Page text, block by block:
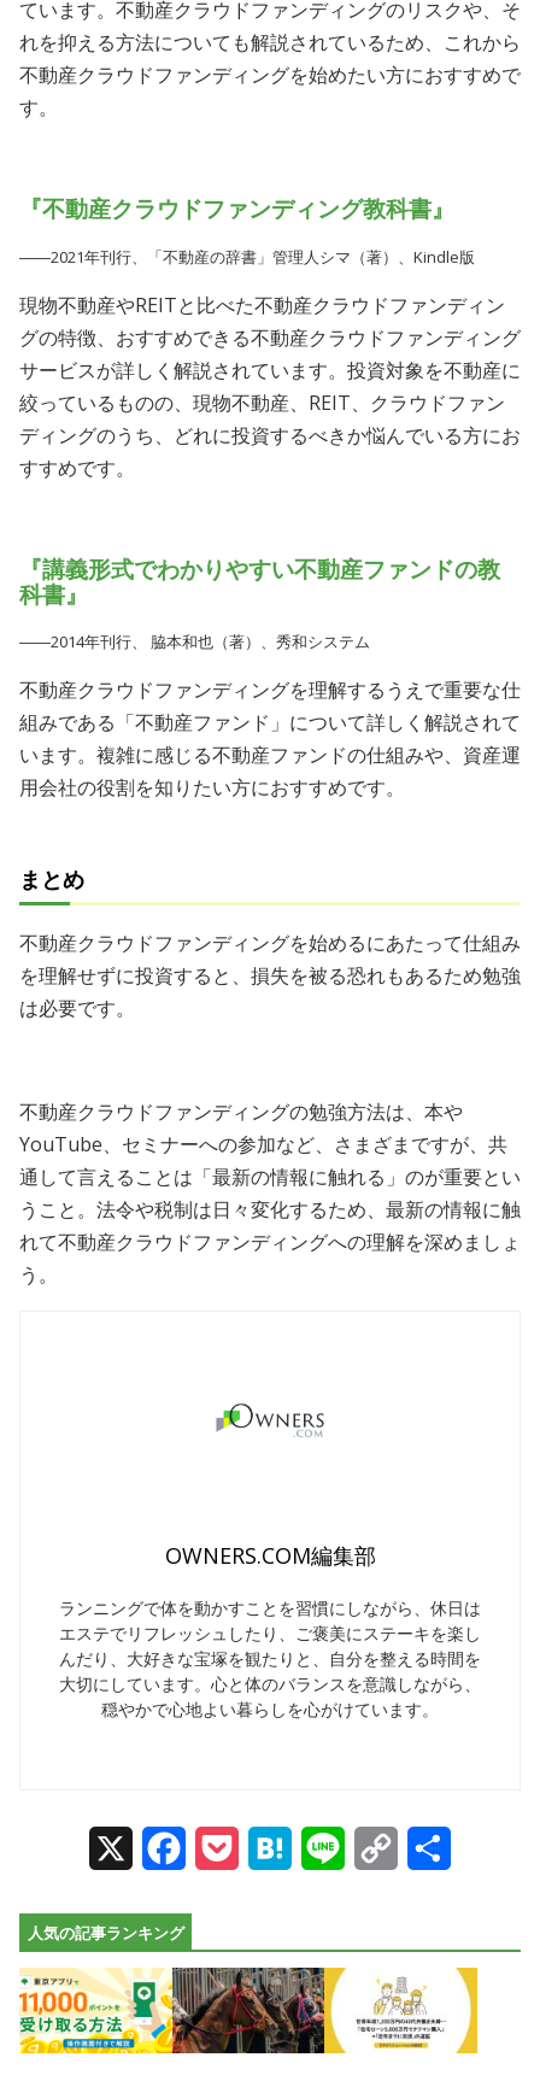
ています。不動産クラウドファンディングのリスクや、そ
れを抑える方法についても解説されているため、これから
不動産クラウドファンディングを始めたい方におすすめで
す。
『不動産クラウドファンディング教科書』
――2021年刊行、「不動産の辞書」管理人シマ（著）、Kindle版
現物不動産やREITと比べた不動産クラウドファンディン
グの特徴、おすすめできる不動産クラウドファンディング
サービスが詳しく解説されています。投資対象を不動産に
絞っているものの、現物不動産、REIT、クラウドファン
ディングのうち、どれに投資するべきか悩んでいる方にお
すすめです。
『講義形式でわかりやすい不動産ファンドの教
科書』
――2014年刊行、 脇本和也（著）、秀和システム
不動産クラウドファンディングを理解するうえで重要な仕
組みである「不動産ファンド」について詳しく解説されて
います。複雑に感じる不動産ファンドの仕組みや、資産運
用会社の役割を知りたい方におすすめです。
まとめ
不動産クラウドファンディングを始めるにあたって仕組み
を理解せずに投資すると、損失を被る恐れもあるため勉強
は必要です。
不動産クラウドファンディングの勉強方法は、本や
YouTube、セミナーへの参加など、さまざまですが、共
通して言えることは「最新の情報に触れる」のが重要とい
うこと。法令や税制は日々変化するため、最新の情報に触
れて不動産クラウドファンディングへの理解を深めましょ
う。
OWNERS.COM編集部
ランニングで体を動かすことを習慣にしながら、休日は
エステでリフレッシュしたり、ご褒美にステーキを楽し
んだり、大好きな宝塚を観たりと、自分を整える時間を
大切にしています。心と体のバランスを意識しながら、
穏やかで心地よい暮らしを心がけています。
Facebook
Pocket Hatena Line
Copy
人気の記事ランキング